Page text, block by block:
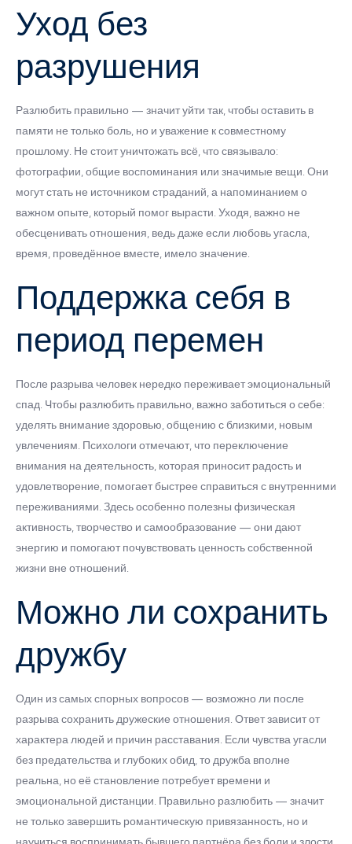
Уход без
разрушения
Разлюбить правильно — значит уйти так, чтобы оставить в
памяти не только боль, но и уважение к совместному
прошлому. Не стоит уничтожать всё, что связывало:
фотографии, общие воспоминания или значимые вещи. Они
могут стать не источником страданий, а напоминанием о
важном опыте, который помог вырасти. Уходя, важно не
обесценивать отношения, ведь даже если любовь угасла,
время, проведённое вместе, имело значение.
Поддержка себя в
период перемен
После разрыва человек нередко переживает эмоциональный
спад. Чтобы разлюбить правильно, важно заботиться о себе:
уделять внимание здоровью, общению с близкими, новым
увлечениям. Психологи отмечают, что переключение
внимания на деятельность, которая приносит радость и
удовлетворение, помогает быстрее справиться с внутренними
переживаниями. Здесь особенно полезны физическая
активность, творчество и самообразование — они дают
энергию и помогают почувствовать ценность собственной
жизни вне отношений.
Можно ли сохранить
дружбу
Один из самых спорных вопросов — возможно ли после
разрыва сохранить дружеские отношения. Ответ зависит от
характера людей и причин расставания. Если чувства угасли
без предательства и глубоких обид, то дружба вполне
реальна, но её становление потребует времени и
эмоциональной дистанции. Правильно разлюбить — значит
не только завершить романтическую привязанность, но и